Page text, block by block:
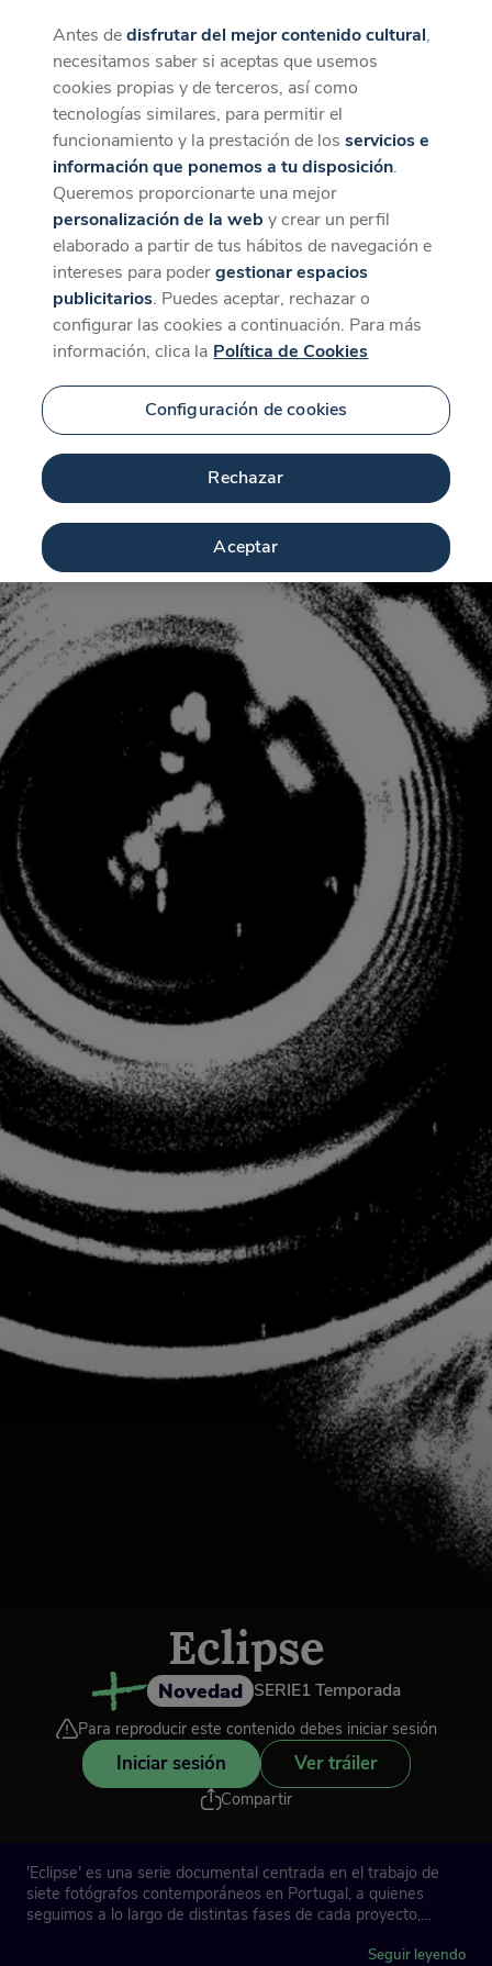
CaixaForum+
La mejor experiencia desde la App
Descargar
Eclipse
Novedad SERIE1 Temporada
Para reproducir este contenido debes iniciar sesión
Iniciar sesión Ver tráiler
Compartir
'Eclipse' es una serie documental centrada en el trabajo de
siete fotógrafos contemporáneos en Portugal, a quienes
seguimos a lo largo de distintas fases de cada proyecto,
Seguir leyendo
Antes dedisfrutar del mejor contenido cultural,
necesitamos saber si aceptas que usemos
cookies propias y de terceros, así como
tecnologías similares, para permitir el
funcionamiento y la prestación de losservicios e
información que ponemos a tu disposición.
Queremos proporcionarte una mejor
personalización de la web y crear un perfil
elaborado a partir de tus hábitos de navegación e
intereses para podergestionar espacios
publicitarios. Puedes aceptar, rechazar o
configurar las cookies a continuación. Para más
información, clica la Política de Cookies
Configuración de cookies
Rechazar
Aceptar